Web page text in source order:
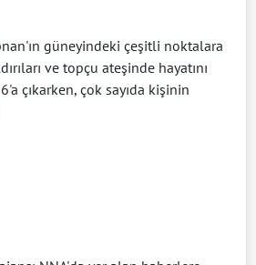
güneyindeki çeşitli noktalara
ve topçu ateşinde hayatını
çıkarken, çok sayıda kişinin